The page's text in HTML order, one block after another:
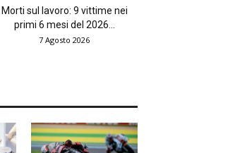
Morti sul lavoro: 9 vittime nei
primi 6 mesi del 2026...
7 Agosto 2026